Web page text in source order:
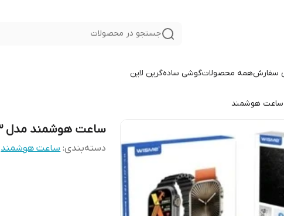
جستجو در محصولات
سفارشهمه محصولاتگوشی سادهگرین لاین
ساعت هوشمند
ساعت هوشمند مدل WS-X20 Ultra3
دسته‌بندی:ساعت هوشمند